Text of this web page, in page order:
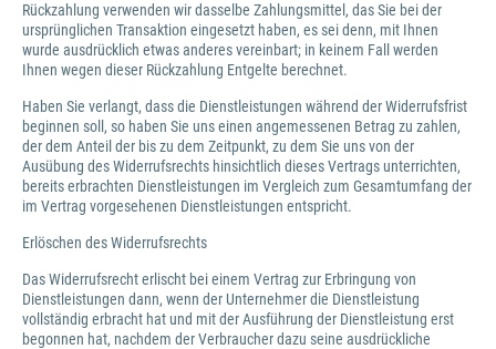
Rückzahlung verwenden wir dasselbe Zahlungsmittel, das Sie bei der
ursprünglichen Transaktion eingesetzt haben, es sei denn, mit Ihnen
wurde ausdrücklich etwas anderes vereinbart; in keinem Fall werden
Ihnen wegen dieser Rückzahlung Entgelte berechnet.
Haben Sie verlangt, dass die Dienstleistungen während der Widerrufsfrist
beginnen soll, so haben Sie uns einen angemessenen Betrag zu zahlen,
der dem Anteil der bis zu dem Zeitpunkt, zu dem Sie uns von der
Ausübung des Widerrufsrechts hinsichtlich dieses Vertrags unterrichten,
bereits erbrachten Dienstleistungen im Vergleich zum Gesamtumfang der
im Vertrag vorgesehenen Dienstleistungen entspricht.
Erlöschen des Widerrufsrechts
Das Widerrufsrecht erlischt bei einem Vertrag zur Erbringung von
Dienstleistungen dann, wenn der Unternehmer die Dienstleistung
vollständig erbracht hat und mit der Ausführung der Dienstleistung erst
begonnen hat, nachdem der Verbraucher dazu seine ausdrückliche